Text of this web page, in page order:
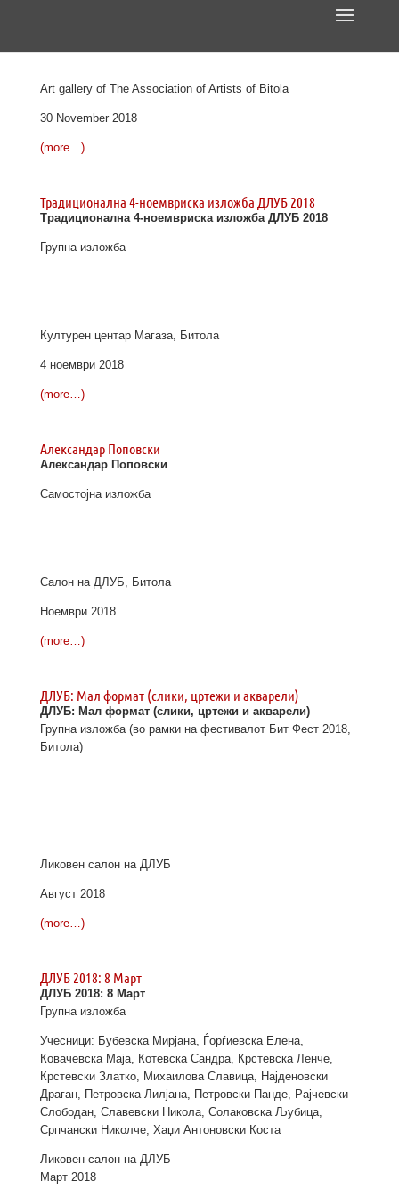
Art gallery of The Association of Artists of Bitola
30 November 2018
(more…)
Традиционална 4-ноемвриска изложба ДЛУБ 2018
Традиционална 4-ноемвриска изложба ДЛУБ 2018
Групна изложба
Културен центар Магаза, Битола
4 ноември 2018
(more…)
Александар Поповски
Александар Поповски
Самостојна изложба
Салон на ДЛУБ, Битола
Ноември 2018
(more…)
ДЛУБ: Мал формат (слики, цртежи и акварели)
ДЛУБ: Мал формат (слики, цртежи и акварели)
Групна изложба (во рамки на фестивалот Бит Фест 2018,
Битола)
Ликовен салон на ДЛУБ
Август 2018
(more…)
ДЛУБ 2018: 8 Март
ДЛУБ 2018: 8 Март
Групна изложба
Учесници: Бубевска Мирјана, Ѓорѓиевска Елена,
Ковачевска Маја, Котевска Сандра, Крстевска Ленче,
Крстевски Златко, Михаилова Славица, Најденовски
Драган, Петровска Лилјана, Петровски Панде, Рајчевски
Слободан, Славевски Никола, Солаковска Љубица,
Српчански Николче, Хаџи Антоновски Коста
Ликовен салон на ДЛУБ
Март 2018